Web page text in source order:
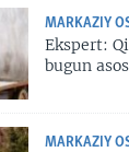
MARKAZIY
Ekspert:
bugun
MARKAZIY